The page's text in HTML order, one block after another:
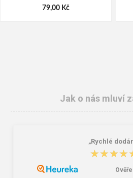
79,00 Kč
CXS MAIA Dámská halena bílá
487,00 Kč
Jak o nás mluví
„Rychlé